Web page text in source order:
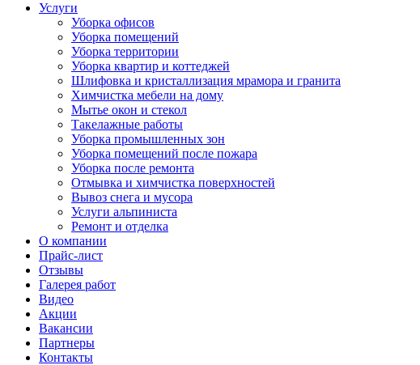
Услуги
Уборка офисов
Уборка помещений
Уборка территории
Уборка квартир и коттеджей
Шлифовка и кристаллизация мрамора и гранита
Химчистка мебели на дому
Мытье окон и стекол
Такелажные работы
Уборка промышленных зон
Уборка помещений после пожара
Уборка после ремонта
Отмывка и химчистка поверхностей
Вывоз снега и мусора
Услуги альпиниста
Ремонт и отделка
О компании
Прайс-лист
Отзывы
Галерея работ
Видео
Акции
Вакансии
Партнеры
Контакты